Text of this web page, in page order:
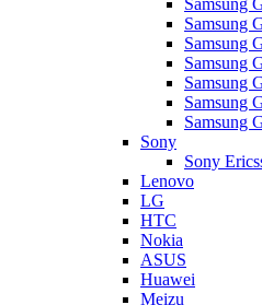
Samsung
Samsung
Samsung
Samsung
Samsung
Samsung
Samsung
Sony
Sony
Lenovo
LG
HTC
Nokia
ASUS
Huawei
Meizu